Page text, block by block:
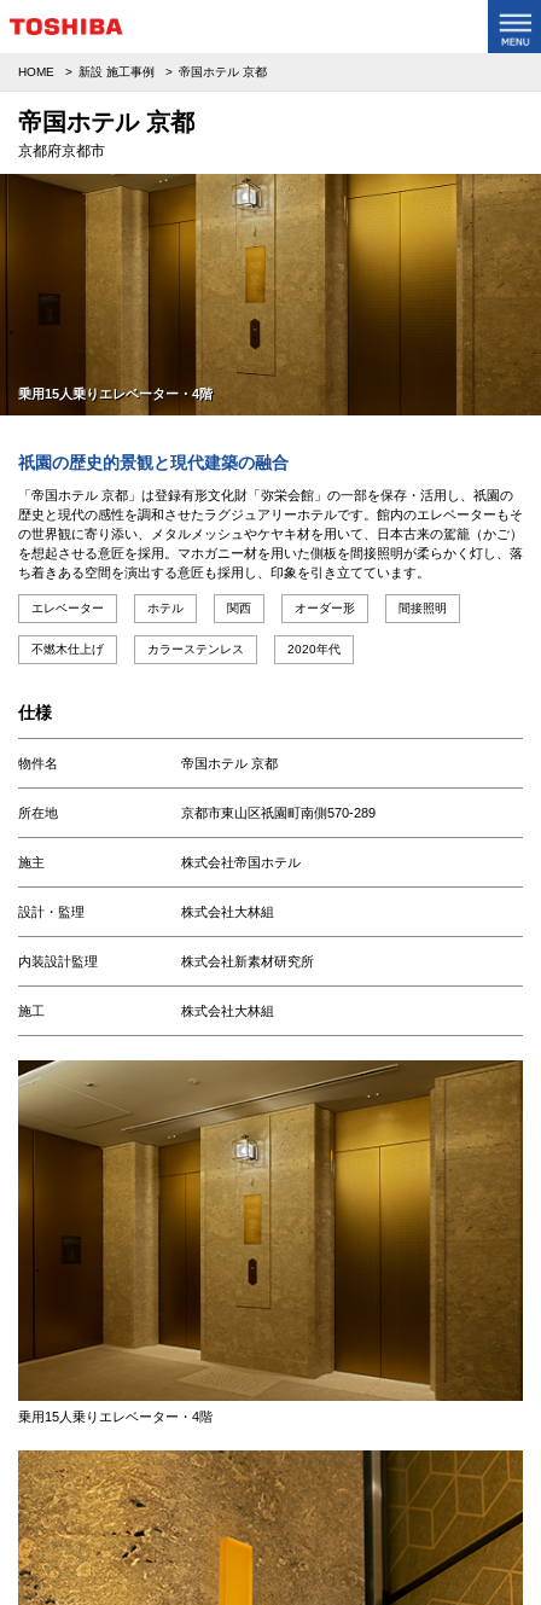
HOME 新設 施工事例 帝国ホテル 京都
帝国ホテル 京都
京都府京都市
乗用15人乗りエレベーター・4階
祇園の歴史的景観と現代建築の融合
「帝国ホテル 京都」は登録有形文化財「弥栄会館」の一部を保存・活用し、祇園の
歴史と現代の感性を調和させたラグジュアリーホテルです。館内のエレベーターもそ
の世界観に寄り添い、メタルメッシュやケヤキ材を用いて、日本古来の駕籠（かご）
を想起させる意匠を採用。マホガニー材を用いた側板を間接照明が柔らかく灯し、落
ち着きある空間を演出する意匠も採用し、印象を引き立てています。
エレベーター ホテル 関西 オーダー形 間接照明
不燃木仕上げ カラーステンレス 2020年代
仕様
物件名 帝国ホテル 京都
所在地 京都市東山区祇園町南側570-289
施主 株式会社帝国ホテル
設計・監理 株式会社大林組
内装設計監理 株式会社新素材研究所
施工 株式会社大林組
乗用15人乗りエレベーター・4階